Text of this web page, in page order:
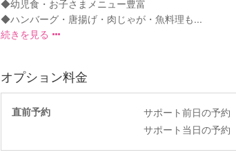
◆幼児食・お子さまメニュー豊富
◆ハンバーグ・唐揚げ・肉じゃが・魚料理も...
続きを見る
オプション料金
直前予約 サポート前日の予約
サポート当日の予約